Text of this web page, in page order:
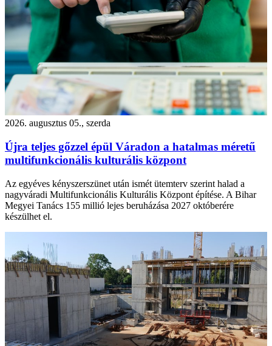
2026. augusztus 05., szerda
Újra teljes gőzzel épül Váradon a hatalmas méretű
multifunkcionális kulturális központ
Az egyéves kényszerszünet után ismét ütemterv szerint halad a
nagyváradi Multifunkcionális Kulturális Központ építése. A Bihar
Megyei Tanács 155 millió lejes beruházása 2027 októberére
készülhet el.